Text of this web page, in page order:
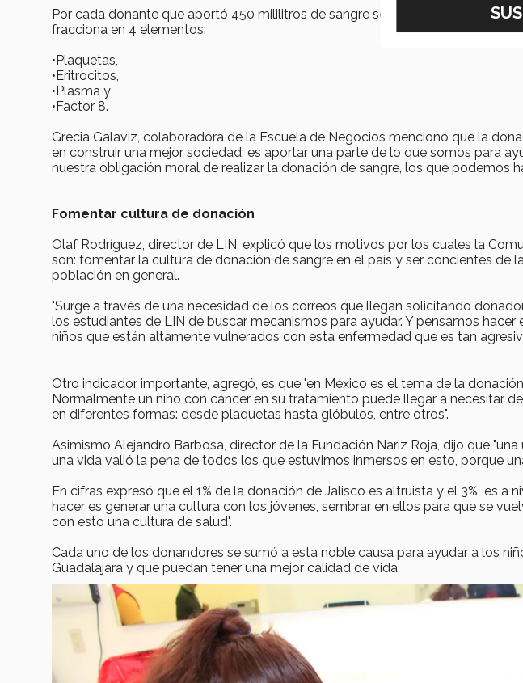
Por cada donante que aportó 450 mililitros de sangre serán beneficiados 4
fracciona en 4 elementos:
•Plaquetas,
•Eritrocitos,
•Plasma y
•Factor 8.
Grecia Galaviz, colaboradora de la Escuela de Negocios mencionó que la
en construir una mejor sociedad; es aportar una parte de lo que somos para
nuestra obligación moral de realizar la donación de sangre, los que podemos
Fomentar cultura de donación
Olaf Rodríguez, director de LIN, explicó que los motivos por los cuales la
son: fomentar la cultura de donación de sangre en el país y ser concientes de
población en general.
"Surge a través de una necesidad de los correos que llegan solicitando
los estudiantes de LIN de buscar mecanismos para ayudar. Y pensamos
niños que están altamente vulnerados con esta enfermedad que es tan
Otro indicador importante, agregó, es que "en México es el tema de la
Normalmente un niño con cáncer en su tratamiento puede llegar a necesitar
en diferentes formas: desde plaquetas hasta glóbulos, entre otros".
Asimismo Alejandro Barbosa, director de la Fundación Nariz Roja, dijo que
una vida valió la pena de todos los que estuvimos inmersos en esto, porque
En cifras expresó que el 1% de la donación de Jalisco es altruista y el 3% es a
hacer es generar una cultura con los jóvenes, sembrar en ellos para que se
con esto una cultura de salud".
Cada uno de los donandores se sumó a esta noble causa para ayudar a los
Guadalajara y que puedan tener una mejor calidad de vida.